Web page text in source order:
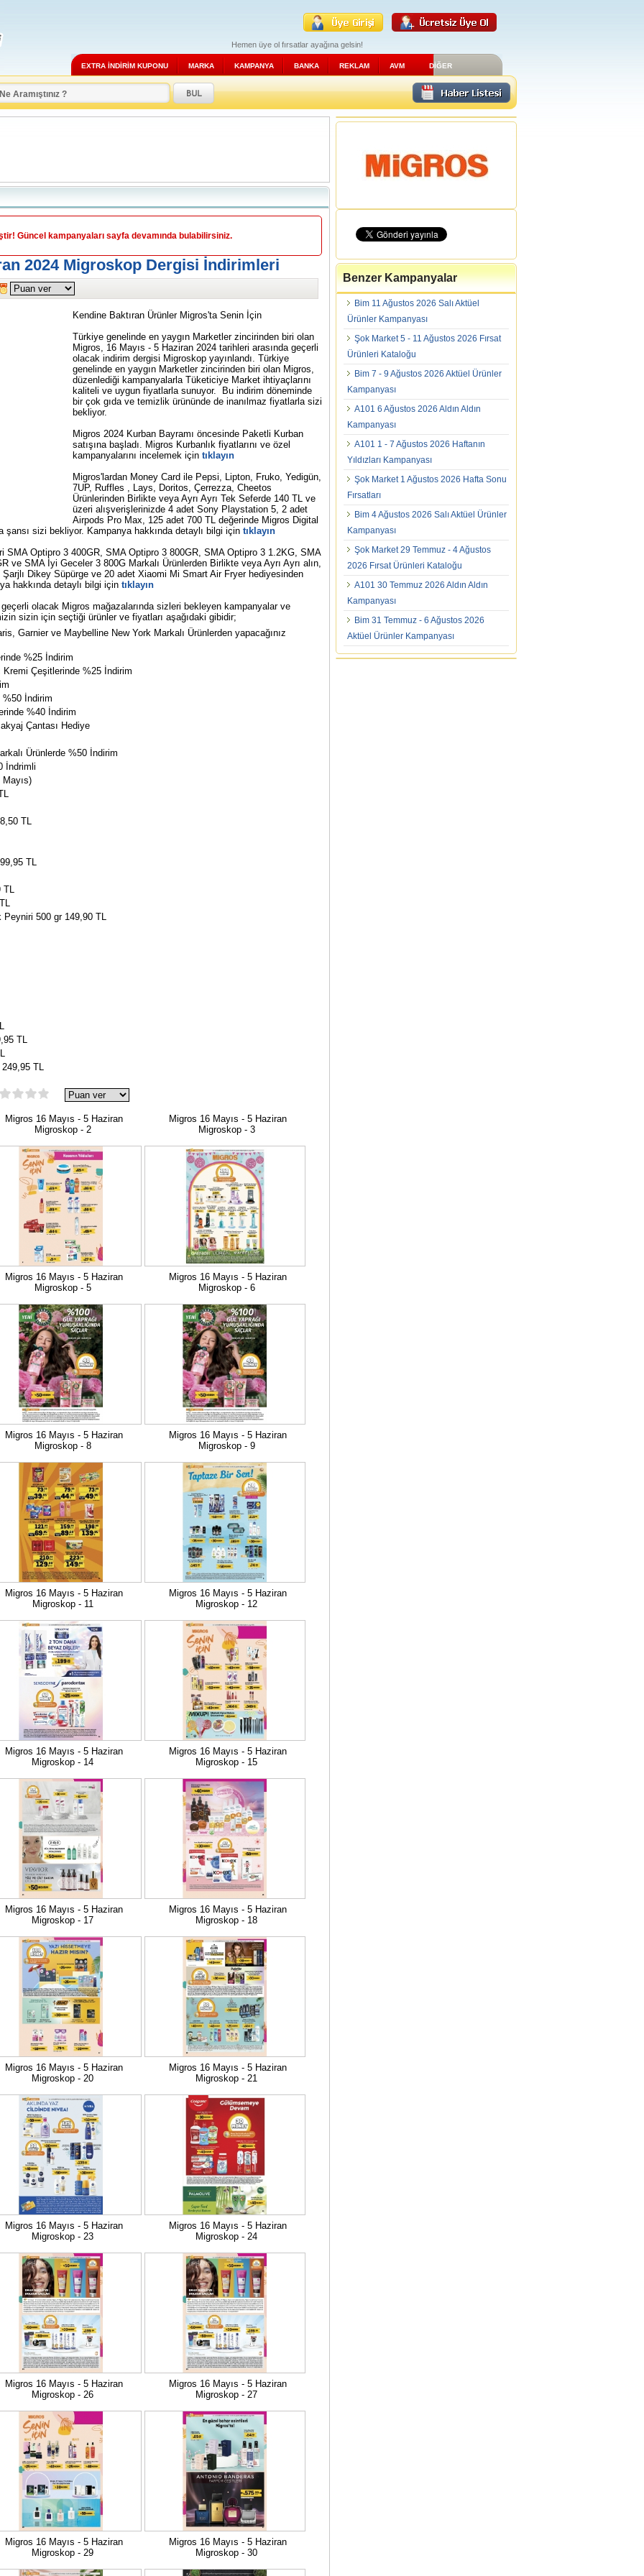
Hemen üye ol fırsatlar ayağına gelsin!
EXTRA İNDİRİM KUPONU MARKA KAMPANYA BANKA REKLAM AVM DİĞER
Güncel kampanyaları sayfa devamında bulabilirsiniz.
2024 Migroskop Dergisi İndirimleri
Kendine Baktıran Ürünler Migros'ta Senin İçin
Türkiye genelinde en yaygın Marketler zincirinden biri olan
Migros, 16 Mayıs - 5 Haziran 2024 tarihleri arasında geçerli
olacak indirim dergisi Migroskop yayınlandı. Türkiye
genelinde en yaygın Marketler zincirinden biri olan Migros,
düzenlediği kampanyalarla Tüketiciye Market ihtiyaçlarını
kaliteli ve uygun fiyatlarla sunuyor. Bu indirim döneminde
bir çok gıda ve temizlik ürününde de inanılmaz fiyatlarla sizi
bekliyor.
Migros 2024 Kurban Bayramı öncesinde Paketli Kurban
satışına başladı. Migros Kurbanlık fiyatlarını ve özel
kampanyalarını incelemek için tıklayın
Migros'lardan Money Card ile Pepsi, Lipton, Fruko, Yedigün,
7UP, Ruffles , Lays, Doritos, Çerrezza, Cheetos
Ürünlerinden Birlikte veya Ayrı Ayrı Tek Seferde 140 TL ve
üzeri alışverişlerinizde 4 adet Sony Playstation 5, 2 adet
Airpods Pro Max, 125 adet 700 TL değerinde Migros Digital
sizi bekliyor. Kampanya hakkında detaylı bilgi için tıklayın
SMA Optipro 3 400GR, SMA Optipro 3 800GR, SMA Optipro 3 1.2KG, SMA
ve SMA İyi Geceler 3 800G Markalı Ürünlerden Birlikte veya Ayrı Ayrı alın,
Dikey Süpürge ve 20 adet Xiaomi Mi Smart Air Fryer hediyesinden
hakkında detaylı bilgi için tıklayın
olacak Migros mağazalarında sizleri bekleyen kampanyalar ve
sizin için seçtiği ürünler ve fiyatları aşağıdaki gibidir;
Garnier ve Maybelline New York Markalı Ürünlerden yapacağınız
%25 İndirim
Çeşitlerinde %25 İndirim
%50 İndirim
%40 İndirim
Çantası Hediye
Ürünlerde %50 İndirim
İndrimli
TL
TL
TL
Peyniri 500 gr 149,90 TL
TL
249,95 TL
Migros 16 Mayıs - 5 Haziran
Migroskop - 2
Migros 16 Mayıs - 5 Haziran
Migroskop - 3
Migros 16 Mayıs - 5 Haziran
Migroskop - 5
Migros 16 Mayıs - 5 Haziran
Migroskop - 6
Migros 16 Mayıs - 5 Haziran
Migroskop - 8
Migros 16 Mayıs - 5 Haziran
Migroskop - 9
Migros 16 Mayıs - 5 Haziran
Migroskop - 11
Migros 16 Mayıs - 5 Haziran
Migroskop - 12
Migros 16 Mayıs - 5 Haziran
Migroskop - 14
Migros 16 Mayıs - 5 Haziran
Migroskop - 15
Migros 16 Mayıs - 5 Haziran
Migroskop - 17
Migros 16 Mayıs - 5 Haziran
Migroskop - 18
Migros 16 Mayıs - 5 Haziran
Migroskop - 20
Migros 16 Mayıs - 5 Haziran
Migroskop - 21
Migros 16 Mayıs - 5 Haziran
Migroskop - 23
Migros 16 Mayıs - 5 Haziran
Migroskop - 24
Migros 16 Mayıs - 5 Haziran
Migroskop - 26
Migros 16 Mayıs - 5 Haziran
Migroskop - 27
Migros 16 Mayıs - 5 Haziran
Migroskop - 29
Migros 16 Mayıs - 5 Haziran
Migroskop - 30
Benzer Kampanyalar
Bim 11 Ağustos 2026 Salı Aktüel
Ürünler Kampanyası
Şok Market 5 - 11 Ağustos 2026 Fırsat
Ürünleri Kataloğu
Bim 7 - 9 Ağustos 2026 Aktüel Ürünler
Kampanyası
A101 6 Ağustos 2026 Aldın Aldın
Kampanyası
A101 1 - 7 Ağustos 2026 Haftanın
Yıldızları Kampanyası
Şok Market 1 Ağustos 2026 Hafta Sonu
Fırsatları
Bim 4 Ağustos 2026 Salı Aktüel Ürünler
Kampanyası
Şok Market 29 Temmuz - 4 Ağustos
2026 Fırsat Ürünleri Kataloğu
A101 30 Temmuz 2026 Aldın Aldın
Kampanyası
Bim 31 Temmuz - 6 Ağustos 2026
Aktüel Ürünler Kampanyası